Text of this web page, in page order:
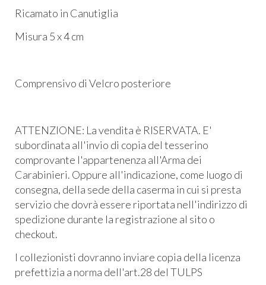
Ricamato in Canutiglia
Misura 5 x 4 cm
Comprensivo di Velcro posteriore
ATTENZIONE: La vendita è RISERVATA. E'
subordinata all'invio di copia del tesserino
comprovante l'appartenenza all'Arma dei
Carabinieri. Oppure all'indicazione, come luogo di
consegna, della sede della caserma in cui si presta
servizio che dovrà essere riportata nell'indirizzo di
spedizione durante la registrazione al sito o
checkout.
I collezionisti dovranno inviare copia della licenza
prefettizia a norma dell'art.28 del TULPS